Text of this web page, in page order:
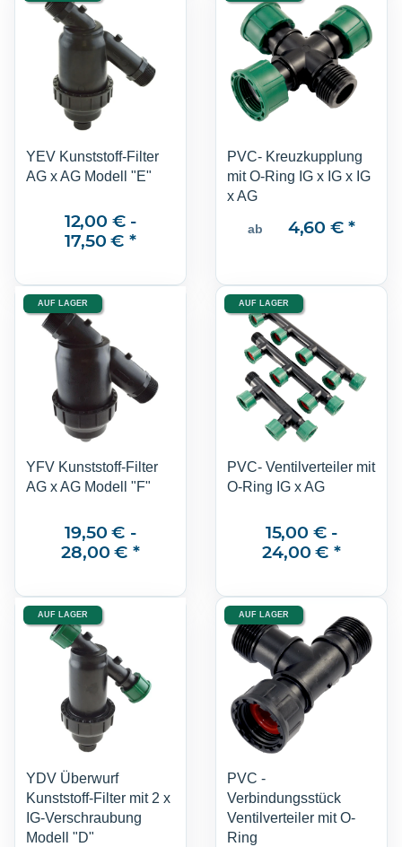
YEV Kunststoff-Filter
AG x AG Modell "E"
12,00 € -
17,50 € *
PVC- Kreuzkupplung
mit O-Ring IG x IG x IG
x AG
ab 4,60 €*
AUF LAGER
YFV Kunststoff-Filter
AG x AG Modell "F"
19,50 € -
28,00 € *
AUF LAGER
PVC- Ventilverteiler mit
O-Ring IG x AG
15,00 € -
24,00 € *
AUF LAGER
YDV Überwurf
Kunststoff-Filter mit 2 x
IG-Verschraubung
Modell "D"
AUF LAGER
PVC -
Verbindungsstück
Ventilverteiler mit O-
Ring